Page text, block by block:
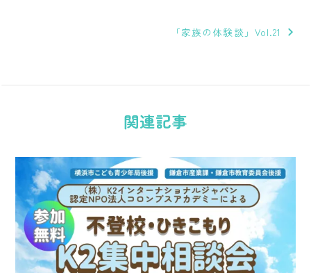
「家族の体験談」Vol.21
関連記事